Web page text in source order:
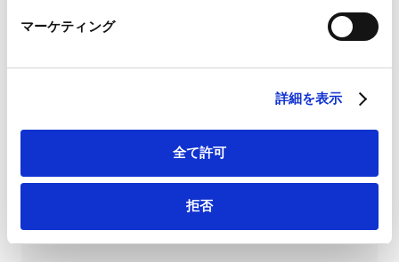
LinkedIn プライバシーポリシー（
HubSpot プライバシーポリシー（外部サイト）
マーケティング
詳細を表示
全て許可
拒否
コロナ禍を経た国際仲裁及び国際調停の実務